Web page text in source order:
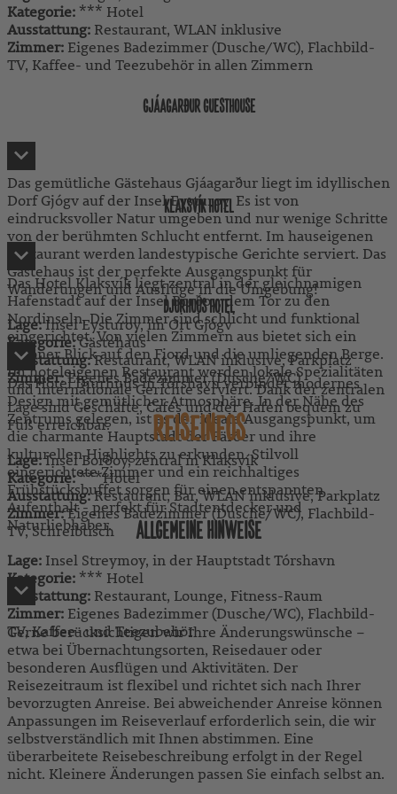
Kategorie: *** Hotel
Ausstattung: Restaurant, WLAN inklusive
Zimmer: Eigenes Badezimmer (Dusche/WC), Flachbild-
TV, Kaffee- und Teezubehör in allen Zimmern
GJÁAGARÐUR GUESTHOUSE
Das gemütliche Gästehaus Gjáagarður liegt im idyllischen
Dorf Gjógv auf der Insel Eysturoy. Es ist von
eindrucksvoller Natur umgeben und nur wenige Schritte
von der berühmten Schlucht entfernt. Im hauseigenen
Restaurant werden landestypische Gerichte serviert. Das
Gästehaus ist der perfekte Ausgangspunkt für
Wanderungen und Ausflüge in die Umgebung!
Lage:Insel Eysturoy, im Ort Gjógv
Kategorie:Gästehaus
Ausstattung:Restaurant, WLAN inklusive, Parkplatz
Zimmer:Eigenes Badezimmer (Dusche/WC)
KLAKSVÍK HOTEL
Das Hotel Klaksvík liegt zentral in der gleichnamigen
Hafenstadt auf der Insel Borðoy, dem Tor zu den
Nordinseln. Die Zimmer sind schlicht und funktional
eingerichtet. Von vielen Zimmern aus bietet sich ein
schöner Blick auf den Fjord und die umliegenden Berge.
Im hoteleigenen Restaurant werden lokale Spezialitäten
und internationale Gerichte serviert. Dank der zentralen
Lage sind Geschäfte, Cafés und der Hafen bequem zu
Fuß erreichbar.
Lage:Insel Borðoy, zentral in Klaksvík
Kategorie:***Hotel
Ausstattung:Restaurant, Bar, WLAN inklusive, Parkplatz
Zimmer:Eigenes Badezimmer (Dusche/WC), Flachbild-
TV, Schreibtisch
DJURHUUS HOTEL
Das Hotel Djurhuus in Tórshavn verbindet modernes
Design mit gemütlicher Atmosphäre. In der Nähe des
Zentrums gelegen, ist es der ideale Ausgangspunkt, um
die charmante Hauptstadt der Färöer und ihre
kulturellen Highlights zu erkunden. Stilvoll
eingerichtete Zimmer und ein reichhaltiges
Frühstücksbuffet sorgen für einen entspannten
Aufenthalt - perfekt für Stadtentdecker und
Naturliebhaber.
Lage: Insel Streymoy, in der Hauptstadt Tórshavn
Kategorie: *** Hotel
Ausstattung: Restaurant, Lounge, Fitness-Raum
Zimmer: Eigenes Badezimmer (Dusche/WC), Flachbild-
TV, Kaffee- und Teezubehör
REISEINFOS
ALLGEMEINE HINWEISE
Gerne berücksichtigen wir Ihre Änderungswünsche –
etwa bei Übernachtungsorten, Reisedauer oder
besonderen Ausflügen und Aktivitäten. Der
Reisezeitraum ist flexibel und richtet sich nach Ihrer
bevorzugten Anreise. Bei abweichender Anreise können
Anpassungen im Reiseverlauf erforderlich sein, die wir
selbstverständlich mit Ihnen abstimmen. Eine
überarbeitete Reisebeschreibung erfolgt in der Regel
nicht. Kleinere Änderungen passen Sie einfach selbst an.